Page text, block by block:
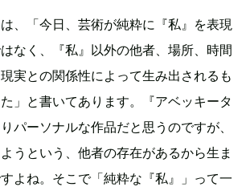
、「今日、芸術が純粋に『私』を表現
なく、『私』以外の他者、場所、時間
実との関係性によって生み出されるも
」と書いてあります。『アベッキータ
パーソナルな作品だと思うのですが、
うという、他者の存在があるから生ま
よね。そこで「純粋な『私』」って一